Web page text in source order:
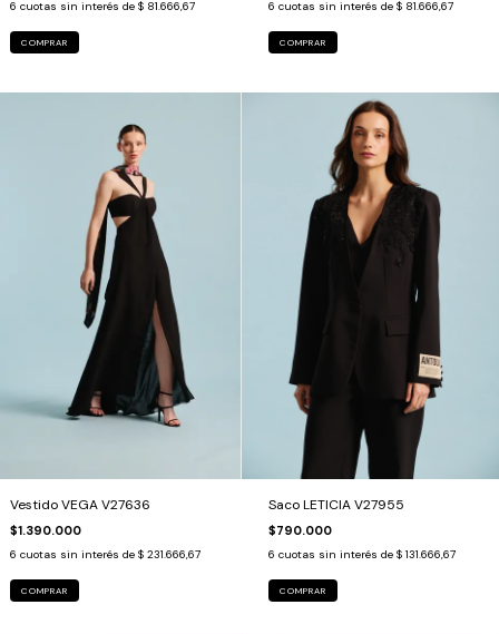
6 cuotas sin interés de $ 81.666,67
COMPRAR
6 cuotas sin interés de $ 81.666,67
COMPRAR
Vestido VEGA V27636
$1.390.000
6 cuotas sin interés de $ 231.666,67
COMPRAR
Saco LETICIA V27955
$790.000
6 cuotas sin interés de $ 131.666,67
COMPRAR